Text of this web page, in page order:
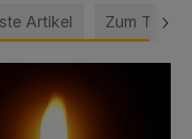
Artikel Zum Thema